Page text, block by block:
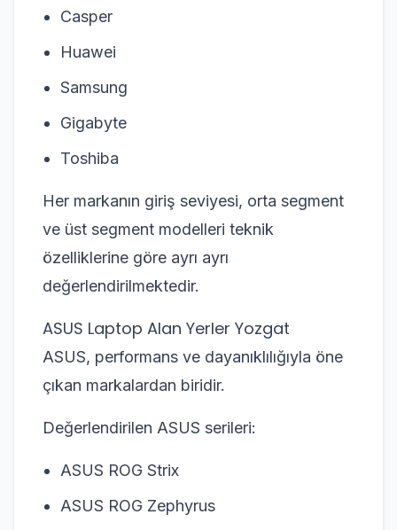
Casper
Huawei
Samsung
Gigabyte
Toshiba
Her markanın giriş seviyesi, orta segment
ve üst segment modelleri teknik
özelliklerine göre ayrı ayrı
değerlendirilmektedir.
ASUS Laptop Alan Yerler Yozgat
ASUS, performans ve dayanıklılığıyla öne
çıkan markalardan biridir.
Değerlendirilen ASUS serileri:
ASUS ROG Strix
ASUS ROG Zephyrus